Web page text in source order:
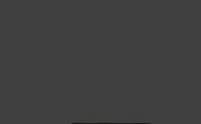
FRA 400,-